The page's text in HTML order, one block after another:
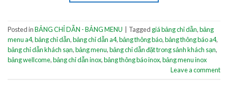
Posted inBẢNG CHỈ DẪN - BẢNG MENU Tagged giá bảng chỉ dẫn,bảng
menu a4,bảng chỉ dẫn,bảng chỉ dẫn a4,bảng thông báo,bảng thông báo a4,
bảng chỉ dẫn khách sạn,bảng menu,bảng chỉ dẫn đặt trong sảnh khách sạn,
bảng wellcome,bảng chỉ dẫn inox,bảng thông báo inox,bảng menu inox
Leave a comment